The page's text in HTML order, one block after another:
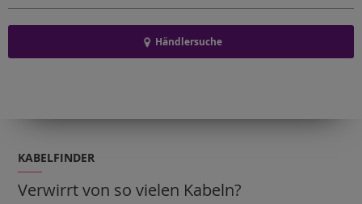
Händlersuche
KABELFINDER
Verwirrt von so vielen Kabeln?